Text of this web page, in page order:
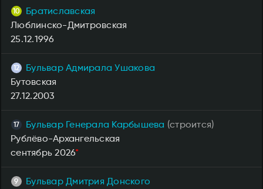
Братиславская
Люблинско-Дмитровская
25.12.1996
Бульвар Адмирала Ушакова
Бутовская
27.12.2003
Бульвар Генерала Карбышева (строится)
Рублёво-Архангельская
сентябрь 2026*
Бульвар Дмитрия Донского